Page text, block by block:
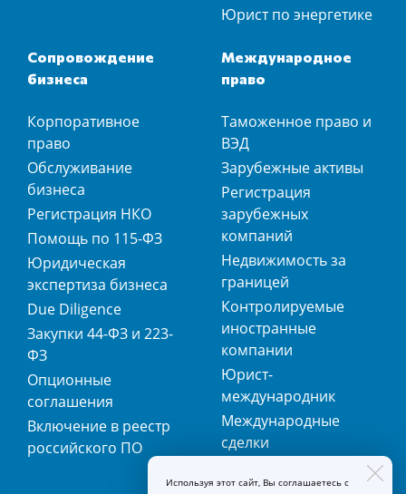
Юрист по энергетике
Сопровождение
бизнеса
Корпоративное
право
Обслуживание
бизнеса
Регистрация НКО
Помощь по 115-ФЗ
Юридическая
экспертиза бизнеса
Due Diligence
Закупки 44-ФЗ и 223-
ФЗ
Опционные
соглашения
Включение в реестр
российского ПО
Международное
право
Таможенное право и
ВЭД
Зарубежные активы
Регистрация
зарубежных
компаний
Недвижимость за
границей
Контролируемые
иностранные
компании
Юрист-
международник
Международные
сделки
регистрация
Используя этот сайт, Вы соглашаетесь с